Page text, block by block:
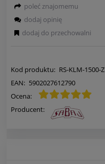
Kod produktu: RS-KLM-1500-Z
EAN: 5902027612790
Ocena:
Producent:
poleć znajomemu
dodaj opinię
dodaj do przechowalni